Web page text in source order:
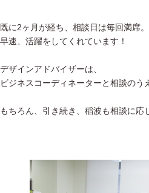
既に2ヶ月が経ち、相談日は毎回満席。
早速、活躍をしてくれています！
デザインアドバイザーは、
ビジネスコーディネーターと相談のう
もちろん、引き続き、稲波も相談に応